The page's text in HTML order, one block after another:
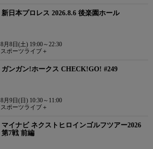
新日本プロレス 2026.8.6 後楽園ホール
8月8日(土) 19:00～22:30
スポーツライブ＋
ガンガン!ホークス CHECK!GO! #249
8月9日(日) 10:30～11:00
スポーツライブ＋
マイナビ ネクストヒロインゴルフツアー2026
第7戦 前編